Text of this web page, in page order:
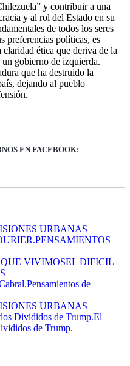
y contribuir a una
y al rol del Estado en su
de todos los seres
preferencias políticas, es
ética que deriva de la
gobierno de izquierda.
que ha destruido la
dejando al pueblo
EN FACEBOOK:
URBANAS
PENSAMIENTOS
EL DIFICIL
Pensamientos de
URBANAS
El
de Trump.